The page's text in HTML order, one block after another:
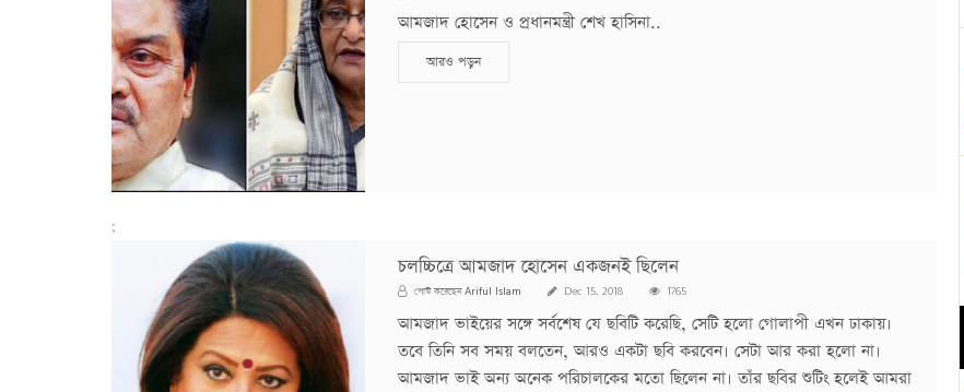
আমজাদ হোসেন ও প্রধানমন্ত্রী শেখ হাসিনা..
আরও পড়ুন
;
চলচ্চিত্রে আমজাদ হোসেন একজনই ছিলেন
পোস্ট করেছেনAriful Islam Dec 15, 2018 1765
আমজাদ ভাইয়ের সঙ্গে সর্বশেষ যে ছবিটি করেছি, সেটি হলো গোলাপী এখন ঢাকায়।
তবে তিনি সব সময় বলতেন, আরও একটা ছবি করবেন। সেটা আর করা হলো না।
আমজাদ ভাই অন্য অনেক পরিচালকের মতো ছিলেন না। তাঁর ছবির শুটিং হলেই আমরা